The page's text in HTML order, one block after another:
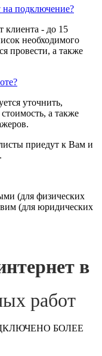
на подключение?
клиента - до 15
необходимого
провести, а также
уточнить,
а также
приедут к Вам и
(для физических
(для юридических
в
работ
БОЛЕЕ